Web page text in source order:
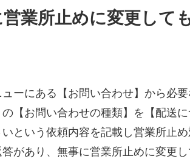
営業所止めに変更して
ーにある【お問い合わせ】から必
の【お問い合わせの種類】を【配送
という依頼内容を記載し営業所止
があり、無事に営業所止めに変更し